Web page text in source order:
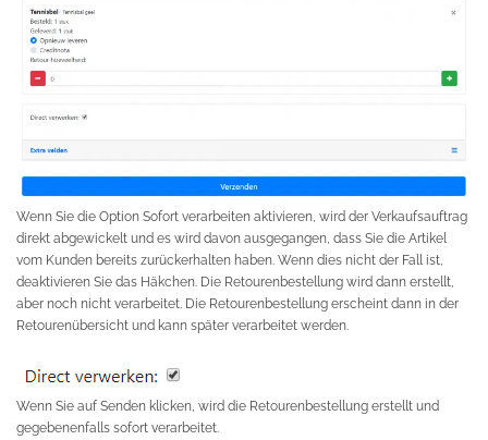
Wenn Sie die Option Sofort verarbeiten aktivieren, wird der Verkaufsauftrag
direkt abgewickelt und es wird davon ausgegangen, dass Sie die Artikel
vom Kunden bereits zurückerhalten haben. Wenn dies nicht der Fall ist,
deaktivieren Sie das Häkchen. Die Retourenbestellung wird dann erstellt,
aber noch nicht verarbeitet. Die Retourenbestellung erscheint dann in der
Retourenübersicht und kann später verarbeitet werden.
Wenn Sie auf Senden klicken, wird die Retourenbestellung erstellt und
gegebenenfalls sofort verarbeitet.